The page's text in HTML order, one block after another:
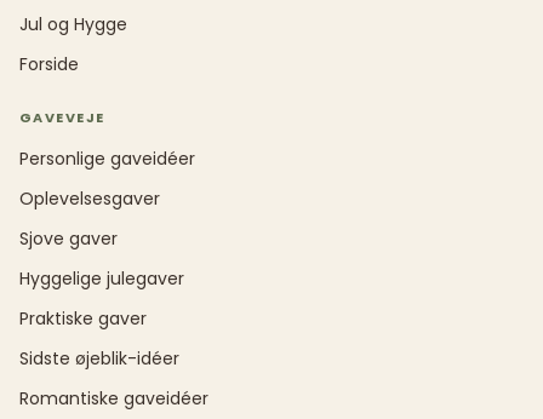
Jul og Hygge
Forside
GAVEVEJE
Personlige gaveidéer
Oplevelsesgaver
Sjove gaver
Hyggelige julegaver
Praktiske gaver
Sidste øjeblik-idéer
Romantiske gaveidéer